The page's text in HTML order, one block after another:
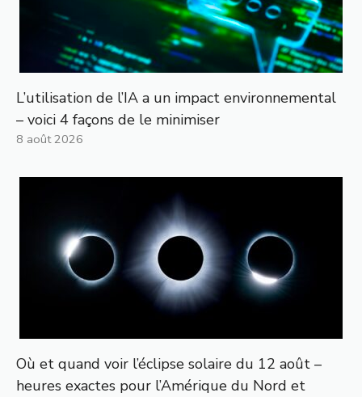
L’utilisation de l’IA a un impact environnemental
– voici 4 façons de le minimiser
8 août 2026
Où et quand voir l’éclipse solaire du 12 août –
heures exactes pour l’Amérique du Nord et